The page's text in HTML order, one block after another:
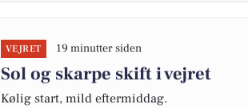
VEJRET 19 minutter siden
Sol og skarpe skift i vejret
Kølig start, mild eftermiddag.